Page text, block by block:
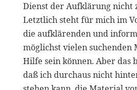
Dienst der Aufklärung nicht
Letztlich steht für mich im
die aufklärenden und
möglichst vielen suchenden
Hilfe sein können. Aber das
daß ich durchaus nicht